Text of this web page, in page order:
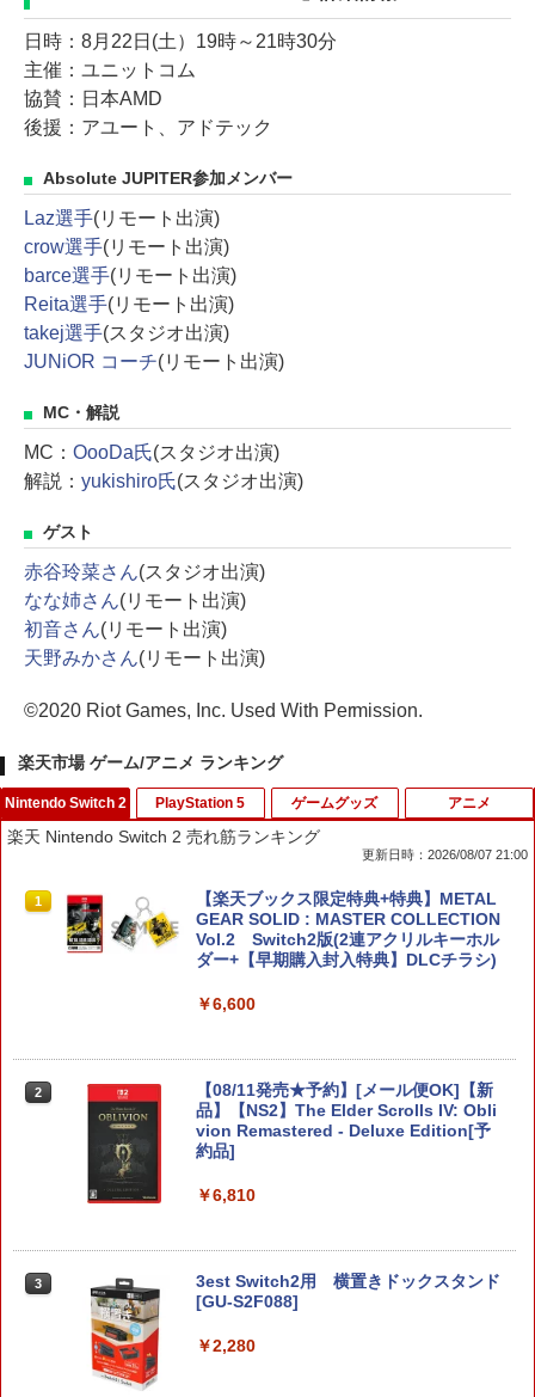
日時：8月22日(土）19時～21時30分
主催：ユニットコム
協賛：日本AMD
後援：アユート、アドテック
Absolute JUPITER参加メンバー
Laz選手(リモート出演)
crow選手(リモート出演)
barce選手(リモート出演)
Reita選手(リモート出演)
takej選手(スタジオ出演)
JUNiOR コーチ(リモート出演)
MC・解説
MC： OooDa氏(スタジオ出演)
解説： yukishiro氏(スタジオ出演)
ゲスト
赤谷玲菜さん(スタジオ出演)
なな姉さん(リモート出演)
初音さん(リモート出演)
天野みかさん(リモート出演)
©2020 Riot Games, Inc. Used With Permission.
楽天市場 ゲーム/アニメ ランキング
Nintendo Switch 2
楽天 Nintendo Switch 2 売れ筋ランキング
更新日時：2026/08/07 21:00
1
【楽天ブックス限定特典+特典】METAL
GEAR SOLID : MASTER COLLECTION
Vol.2 Switch2版(2連アクリルキーホル
ダー+【早期購入封入特典】DLCチラシ)
￥6,600
2
【08/11発売★予約】[メール便OK]【新
品】【NS2】The Elder Scrolls IV: Obli
vion Remastered - Deluxe Edition[予
約品]
￥6,810
3
3est Switch2用 横置きドックスタンド
[GU-S2F088]
￥2,280
PlayStation 5 ゲームグッズ アニメ